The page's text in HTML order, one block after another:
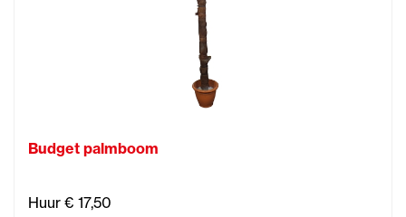
Budget palmboom
Huur € 17,50